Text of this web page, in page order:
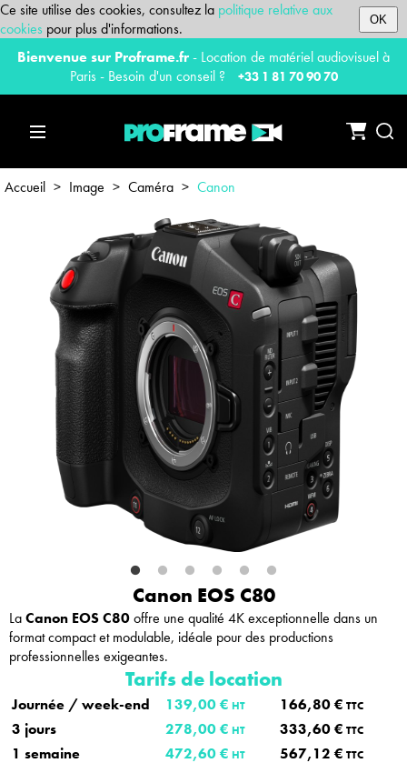
Ce site utilise des cookies, consultez la politique relative aux
cookies pour plus d'informations. OK
Bienvenue sur Proframe.fr- Location de matériel audiovisuel à
Paris - Besoin d'un conseil ?
+33 1 81 70 90 70
Accueil > Image > Caméra > Canon
Canon EOS C80
LaCanon EOS C80offre une qualité 4K exceptionnelle dans un
format compact et modulable, idéale pour des productions
professionnelles exigeantes.
Tarifs de location
Journée / week-end 139,00 € HT 166,80 € TTC
3 jours 278,00 € HT 333,60 € TTC
1 semaine 472,60 € HT 567,12 € TTC